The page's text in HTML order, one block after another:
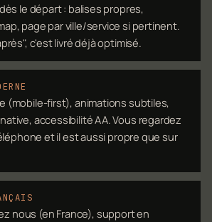
le départ : balises propres,
page par ville/service si pertinent.
c'est livré déjà optimisé.
(mobile-first), animations subtiles,
accessibilité AA. Vous regardez
et il est aussi propre que sur
nous (en France), support en